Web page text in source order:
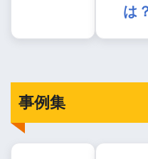
は
事例集